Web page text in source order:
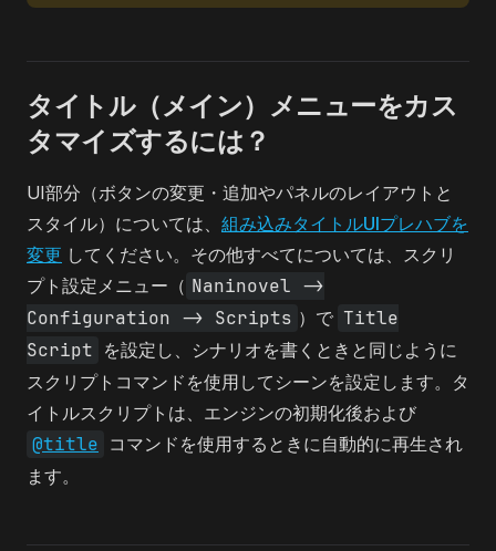
タイトル（メイン）メニューをカス
タマイズするには？
UI部分（ボタンの変更・追加やパネルのレイアウトと
スタイル）については、 組み込みタイトルUIプレハブを
変更 してください。その他すべてについては、スクリ
プト設定メニュー（ Naninovel ->
Configuration -> Scripts ）で Title
Script を設定し、シナリオを書くときと同じように
スクリプトコマンドを使用してシーンを設定します。タ
イトルスクリプトは、エンジンの初期化後および
@title コマンドを使用するときに自動的に再生され
ます。